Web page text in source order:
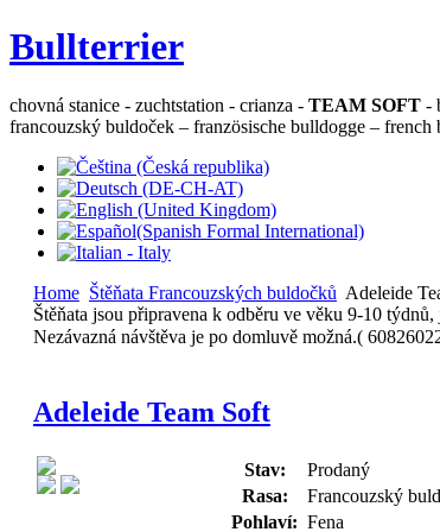
Bullterrier
chovná stanice - zuchtstation - crianza - TEAM SOFT -
francouzský buldoček – französische bulldogge –
Home Štěňata Francouzských buldočků Adeleide
Štěňata jsou připravena k odběru ve věku 9-10
Nezávazná návštěva je po domluvě možná.(
Adeleide Team Soft
Stav:
Prodaný
Rasa:
Francouzský
Pohlaví: Fena